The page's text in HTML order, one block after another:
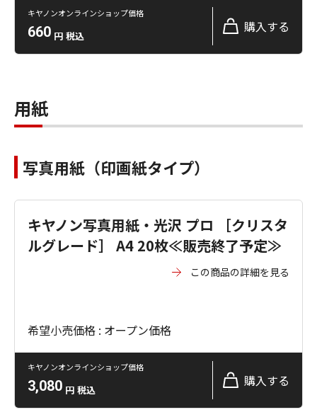
キヤノンオンラインショップ価格
660 円 税込
購入する
用紙
写真用紙（印画紙タイプ）
キヤノン写真用紙・光沢 プロ ［クリスタ
ルグレード］ A4 20枚≪販売終了予定≫
この商品の詳細を見る
希望小売価格 : オープン価格
キヤノンオンラインショップ価格
3,080 円 税込
購入する